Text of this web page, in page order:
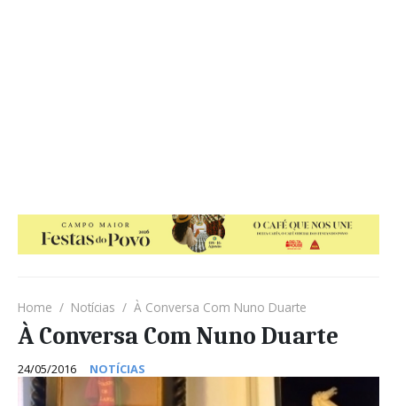
Home Notícias À Conversa Com Nuno Duarte
À Conversa Com Nuno Duarte
24/05/2016 NOTÍCIAS